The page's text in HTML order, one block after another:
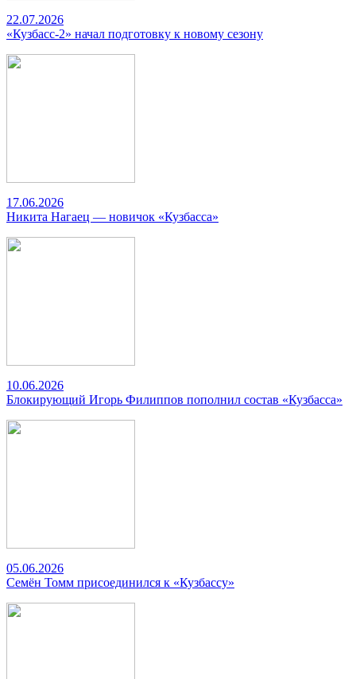
22.07.2026
«Кузбасс-2» начал подготовку к новому сезону
17.06.2026
Никита Нагаец — новичок «Кузбасса»
10.06.2026
Блокирующий Игорь Филиппов пополнил состав «Кузбасса»
05.06.2026
Семён Томм присоединился к «Кузбассу»